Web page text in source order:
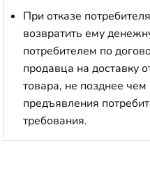
При отказе
возвратить ему
потребителем по
продавца на доставку
товара, не позднее
предъявления
требования.